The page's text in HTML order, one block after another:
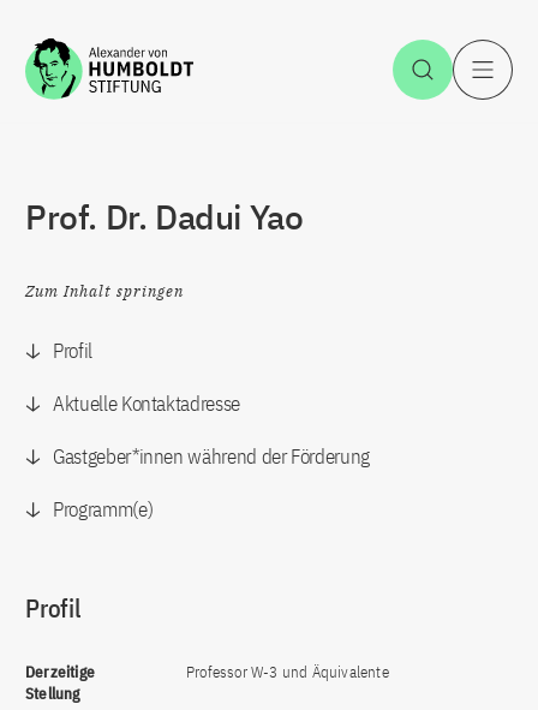
Zum Inhalt springen Suche
Prof. Dr. Dadui Yao
Zum Inhalt springen
Profil
Aktuelle Kontaktadresse
Gastgeber*innen während der Förderung
Programm(e)
Profil
Derzeitige
Stellung
Professor W-3 und Äquivalente